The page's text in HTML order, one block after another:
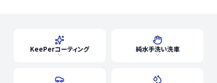
洗車・コーティングサービス
KeePerコーティング 純水手洗い洗車